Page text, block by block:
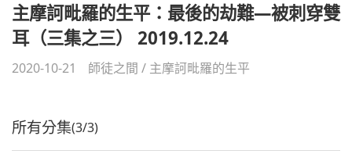
主摩訶毗羅的生平：最後的劫難—被刺穿雙
耳（三集之三） 2019.12.24
2020-10-21 師徒之間 / 主摩訶毗羅的生平
所有分集(3/3)